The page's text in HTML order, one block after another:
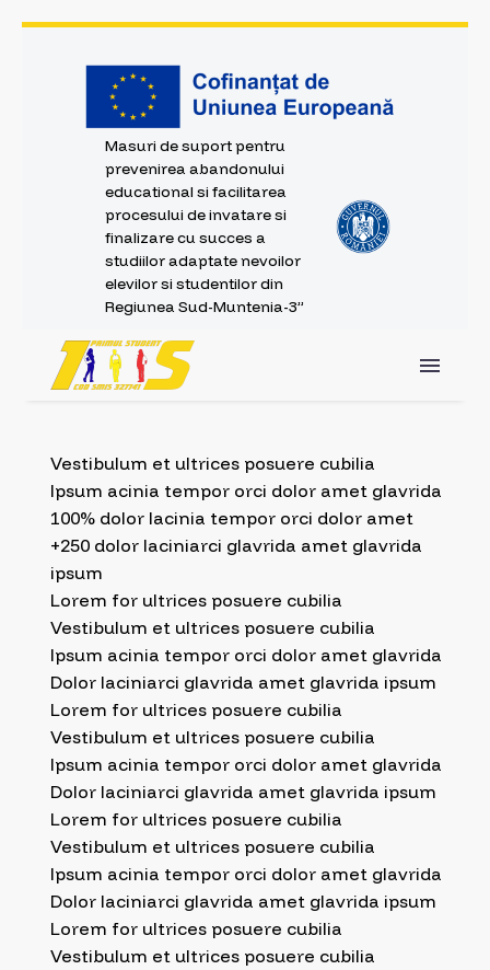
Masuri de suport pentru
prevenirea abandonului
educational si facilitarea
procesului de invatare si
finalizare cu succes a
studiilor adaptate nevoilor
elevilor si studentilor din
Regiunea Sud-Muntenia-3”
Vestibulum et ultrices posuere cubilia
Ipsum acinia tempor orci dolor amet glavrida
100% dolor lacinia tempor orci dolor amet
+250 dolor laciniarci glavrida amet glavrida
ipsum
Lorem for ultrices posuere cubilia
Vestibulum et ultrices posuere cubilia
Ipsum acinia tempor orci dolor amet glavrida
Dolor laciniarci glavrida amet glavrida ipsum
Lorem for ultrices posuere cubilia
Vestibulum et ultrices posuere cubilia
Ipsum acinia tempor orci dolor amet glavrida
Dolor laciniarci glavrida amet glavrida ipsum
Lorem for ultrices posuere cubilia
Vestibulum et ultrices posuere cubilia
Ipsum acinia tempor orci dolor amet glavrida
Dolor laciniarci glavrida amet glavrida ipsum
Lorem for ultrices posuere cubilia
Vestibulum et ultrices posuere cubilia